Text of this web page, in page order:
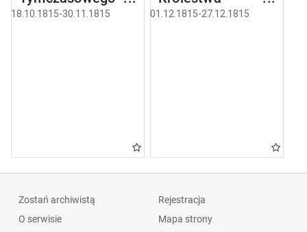
Królestwa
18.10.1815-30.11.1815
Polskiego.
01.12.1815-27.12.1815
Zostań archiwistą
O serwisie
Rejestracja
Mapa strony